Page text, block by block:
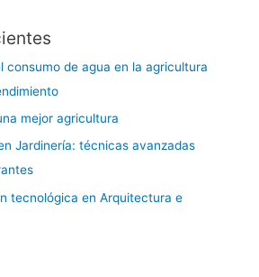
consumo de agua en la agricultura
mejor agricultura
Jardinería: técnicas avanzadas
tecnológica en Arquitectura e